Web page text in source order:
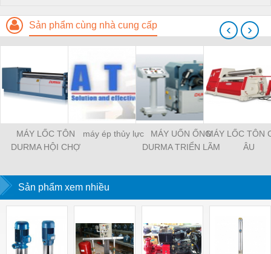
Sản phẩm cùng nhà cung cấp
MÁY LỐC TÔN
DURMA HỘI CHỢ
CÔNG CỤ MTA 2015
máy ép thủy lực
MÁY UỐN ỐNG
DURMA TRIỂN LÃM
MÁY LỐC TÔN
ÂU
‹ ›
Sản phẩm xem nhiều